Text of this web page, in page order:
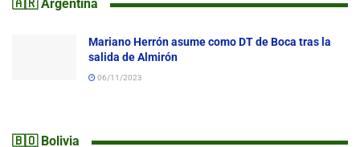
🇦🇷 Argentina
Mariano Herrón asume como DT de Boca tras la
salida de Almirón
06/11/2023
🇧🇴 Bolivia